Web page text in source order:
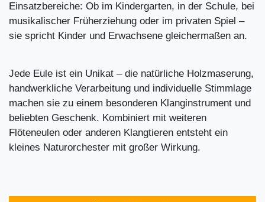
Einsatzbereiche: Ob im Kindergarten, in der Schule, bei
musikalischer Früherziehung oder im privaten Spiel –
sie spricht Kinder und Erwachsene gleichermaßen an.
Jede Eule ist ein Unikat – die natürliche Holzmaserung,
handwerkliche Verarbeitung und individuelle Stimmlage
machen sie zu einem besonderen Klanginstrument und
beliebten Geschenk. Kombiniert mit weiteren
Flöteneulen oder anderen Klangtieren entsteht ein
kleines Naturorchester mit großer Wirkung.